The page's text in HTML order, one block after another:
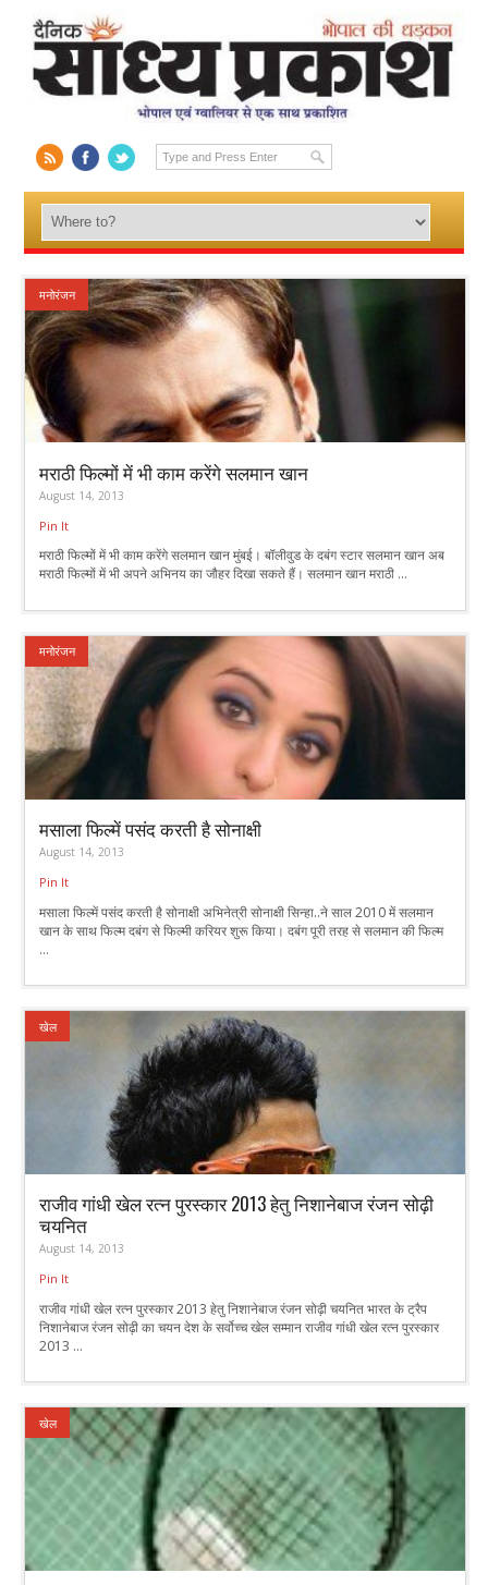
मराठी फिल्मों में भी काम करेंगे सलमान खान
August 14, 2013
Pin It
मराठी फिल्मों में भी काम करेंगे सलमान खान मुंबई। बॉलीवुड के दबंग स्टार सलमान खान अब
मराठी फिल्मों में भी अपने अभिनय का जौहर दिखा सकते हैं। सलमान खान मराठी ...
मनोरंजन
मसाला फिल्में पसंद करती है सोनाक्षी
August 14, 2013
Pin It
मसाला फिल्में पसंद करती है सोनाक्षी अभिनेत्री सोनाक्षी सिन्हा..ने साल 2010 में सलमान
खान के साथ फिल्म दबंग से फिल्मी करियर शुरू किया। दबंग पूरी तरह से सलमान की फिल्म
...
मनोरंजन
राजीव गांधी खेल रत्न पुरस्कार 2013 हेतु निशानेबाज रंजन सोढ़ी
चयनित
August 14, 2013
Pin It
राजीव गांधी खेल रत्न पुरस्कार 2013 हेतु निशानेबाज रंजन सोढ़ी चयनित भारत के ट्रैप
निशानेबाज रंजन सोढ़ी का चयन देश के सर्वोच्च खेल सम्मान राजीव गांधी खेल रत्न पुरस्कार
2013 ...
खेल
खेल